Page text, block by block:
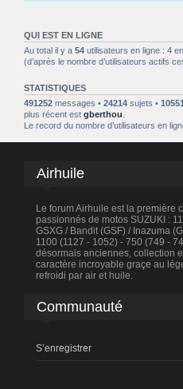
QUI EST EN LIGNE
Au total il y a54 utilisateurs en ligne : 4
(d’après le nombre d’utilisateurs actifs
STATISTIQUES
491252 messages •24214 sujets •10551
plus récent estgberthou
Le record du nombre d’utilisateurs en
Airhuile
Le forum Airhuile est la première
passionnés de motos SUZUKI :
GSXG / Bandit (GSF) / Inazuma
1100 (1127 - 1052) - 750 (749 -
désormais anciennes, collection
caractère incroyable graçe au
refroidi par air et huile.
Communauté
S’enregistrer